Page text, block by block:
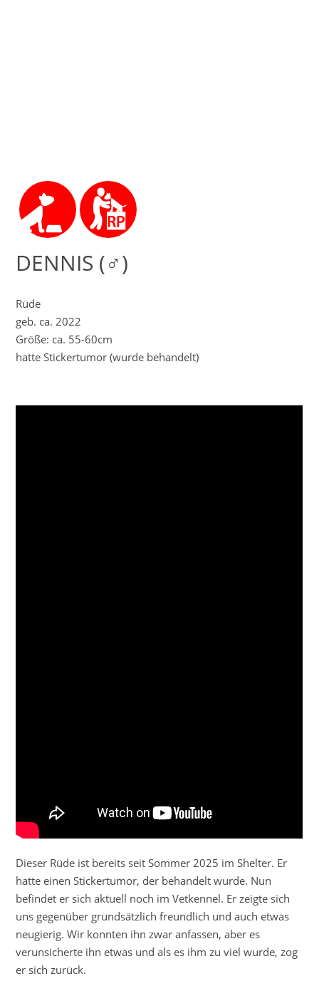
DENNIS (♂)
Rüde
geb. ca. 2022
Größe: ca. 55-60cm
hatte Stickertumor (wurde behandelt)
Dieser Rüde ist bereits seit Sommer 2025 im Shelter. Er
hatte einen Stickertumor, der behandelt wurde. Nun
befindet er sich aktuell noch im Vetkennel. Er zeigte sich
uns gegenüber grundsätzlich freundlich und auch etwas
neugierig. Wir konnten ihn zwar anfassen, aber es
verunsicherte ihn etwas und als es ihm zu viel wurde, zog
er sich zurück.